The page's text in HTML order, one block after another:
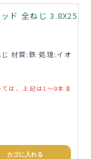
ド 全ねじ 3.8X25
材質:鉄 処理:イオ
は、上記は1～9本ま
カゴに入れる